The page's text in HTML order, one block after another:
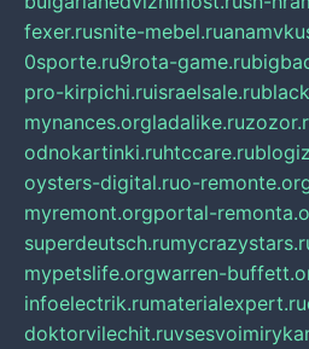
fexer.rusnite-mebel.ru
0sporte.ru9rota-game.ru
pro-kirpichi.ruisraelsale.ru
mynances.orgladalike.ru
odnokartinki.ruhtccare.ru
oysters-digital.ruo-
myremont.orgportal-
superdeutsch.ru
mypetslife.orgwarren-
infoelectrik.rumaterialexpert.ru
doktorvilechit.ru